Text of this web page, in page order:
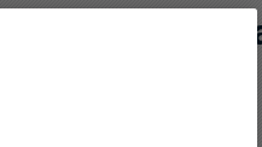
et